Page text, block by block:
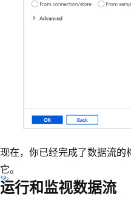
现在，你已经完成了数据流
它。
运行和监视数据流